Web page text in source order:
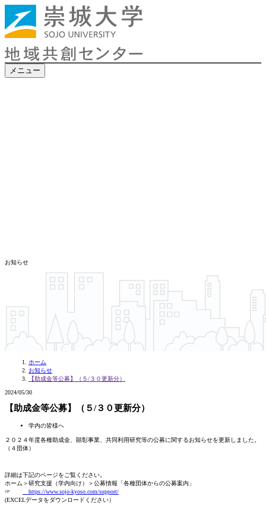
メニュー
お知らせ
ホーム
お知らせ
【助成金等公募】（５/３０更新分）
2024/05/30
【助成金等公募】（５/３０更新分）
学内の皆様へ
２０２４年度各種助成金、顕彰事業、共同利用研究等の公募に関するお知らせを更新しました。
（４団体）
詳細は下記のページをご覧ください。
ホーム＞研究支援（学内向け）＞公募情報「各種団体からの公募案内」
☞
https://www.sojo-kyoso.com/support/
(EXCELデータをダウンロードください）